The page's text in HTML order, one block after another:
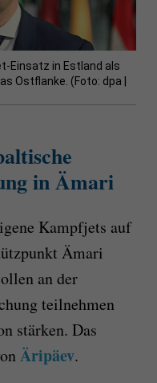
Einsatz in Estland als
Ostflanke. (Foto: dpa |
in Ämari
Kampfjets auf
Ämari
an der
teilnehmen
stärken. Das
Äripäev.